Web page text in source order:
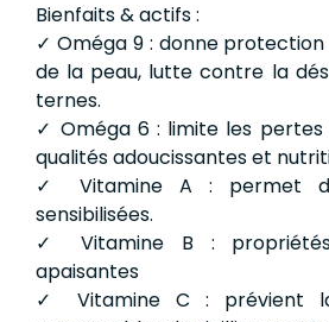
Bienfaits & actifs :
✓ Oméga 9 : donne
de la peau, lutte contre la
ternes.
✓ Oméga 6 : limite les
qualités adoucissantes et
✓ Vitamine A : permet
sensibilisées.
✓ Vitamine B :
apaisantes
✓ Vitamine C : prévient